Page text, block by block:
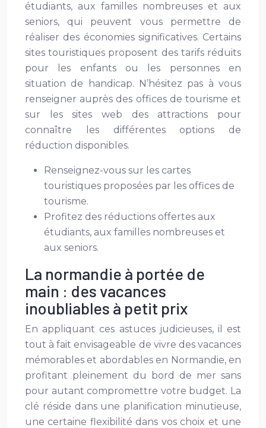
étudiants, aux familles nombreuses et aux
seniors, qui peuvent vous permettre de
réaliser des économies significatives. Certains
sites touristiques proposent des tarifs réduits
pour les enfants ou les personnes en
situation de handicap. N’hésitez pas à vous
renseigner auprès des offices de tourisme et
sur les sites web des attractions pour
connaître les différentes options de
réduction disponibles.
Renseignez-vous sur les cartes
touristiques proposées par les offices de
tourisme.
Profitez des réductions offertes aux
étudiants, aux familles nombreuses et
aux seniors.
La normandie à portée de
main : des vacances
inoubliables à petit prix
En appliquant ces astuces judicieuses, il est
tout à fait envisageable de vivre des vacances
mémorables et abordables en Normandie, en
profitant pleinement du bord de mer sans
pour autant compromettre votre budget. La
clé réside dans une planification minutieuse,
une certaine flexibilité dans vos choix et une